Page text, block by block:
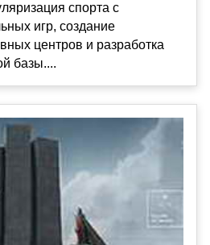
спорта с
игр, создание
центров и разработка
базы....